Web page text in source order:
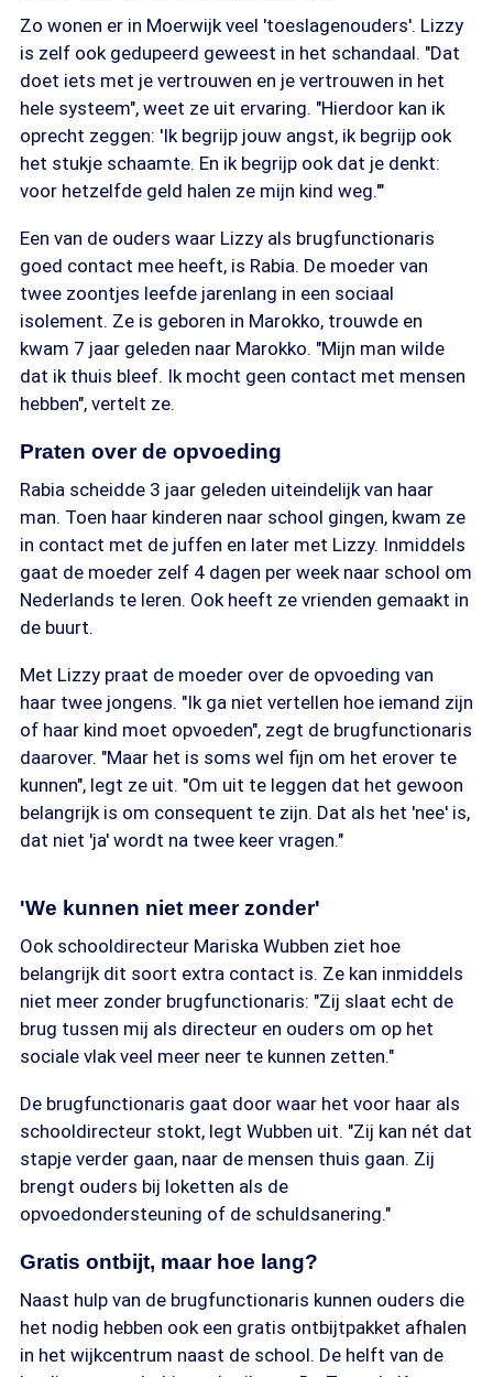
Zo wonen er in Moerwijk veel 'toeslagenouders'. Lizzy
is zelf ook gedupeerd geweest in het schandaal. "Dat
doet iets met je vertrouwen en je vertrouwen in het
hele systeem", weet ze uit ervaring. "Hierdoor kan ik
oprecht zeggen: 'Ik begrijp jouw angst, ik begrijp ook
het stukje schaamte. En ik begrijp ook dat je denkt:
voor hetzelfde geld halen ze mijn kind weg.'"
Een van de ouders waar Lizzy als brugfunctionaris
goed contact mee heeft, is Rabia. De moeder van
twee zoontjes leefde jarenlang in een sociaal
isolement. Ze is geboren in Marokko, trouwde en
kwam 7 jaar geleden naar Marokko. "Mijn man wilde
dat ik thuis bleef. Ik mocht geen contact met mensen
hebben", vertelt ze.
Praten over de opvoeding
Rabia scheidde 3 jaar geleden uiteindelijk van haar
man. Toen haar kinderen naar school gingen, kwam ze
in contact met de juffen en later met Lizzy. Inmiddels
gaat de moeder zelf 4 dagen per week naar school om
Nederlands te leren. Ook heeft ze vrienden gemaakt in
de buurt.
Met Lizzy praat de moeder over de opvoeding van
haar twee jongens. "Ik ga niet vertellen hoe iemand zijn
of haar kind moet opvoeden", zegt de brugfunctionaris
daarover. "Maar het is soms wel fijn om het erover te
kunnen", legt ze uit. "Om uit te leggen dat het gewoon
belangrijk is om consequent te zijn. Dat als het 'nee' is,
dat niet 'ja' wordt na twee keer vragen."
'We kunnen niet meer zonder'
Ook schooldirecteur Mariska Wubben ziet hoe
belangrijk dit soort extra contact is. Ze kan inmiddels
niet meer zonder brugfunctionaris: "Zij slaat echt de
brug tussen mij als directeur en ouders om op het
sociale vlak veel meer neer te kunnen zetten."
De brugfunctionaris gaat door waar het voor haar als
schooldirecteur stokt, legt Wubben uit. "Zij kan nét dat
stapje verder gaan, naar de mensen thuis gaan. Zij
brengt ouders bij loketten als de
opvoedondersteuning of de schuldsanering."
Gratis ontbijt, maar hoe lang?
Naast hulp van de brugfunctionaris kunnen ouders die
het nodig hebben ook een gratis ontbijtpakket afhalen
in het wijkcentrum naast de school. De helft van de